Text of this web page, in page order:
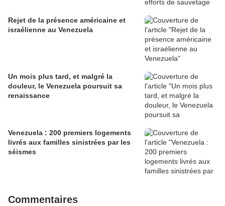
Rejet de la présence américaine et
israélienne au Venezuela
Un mois plus tard, et malgré la
douleur, le Venezuela poursuit sa
renaissance
Venezuela : 200 premiers logements
livrés aux familles sinistrées par les
séismes
Commentaires